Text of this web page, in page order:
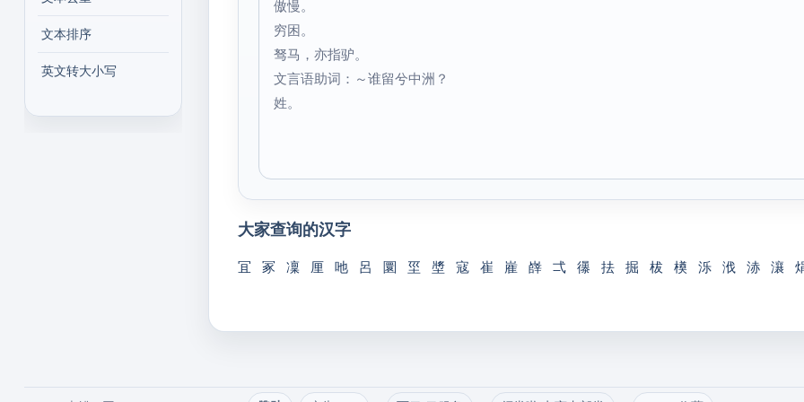
文本排序
英文转大小写
傲慢。
穷困。
驽马，亦指驴。
文言语助词：～谁留兮中洲？
姓。
大家查询的汉字
冝 冢 凜 厘 吔 呂 圜 坙 墏 寇 崔 嵟 嶭 弌 忁 抾 掘 柭 橂 泺 浌 浾 瀼